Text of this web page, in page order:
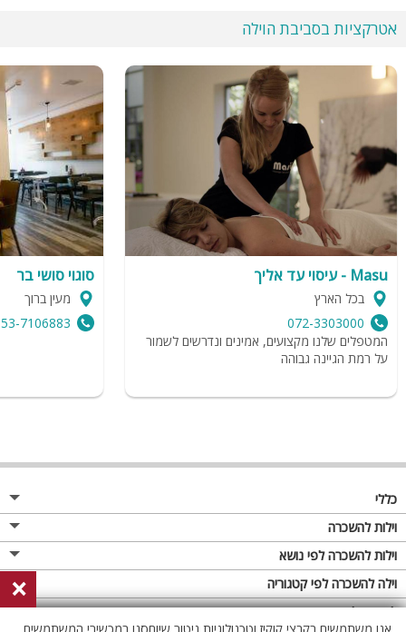
אטרקציות בסביבת הוילה
Masu - עיסוי עד אליך
בכל הארץ
072-3303000
המטפלים שלנו מקצועים, אמינים ונדרשים לשמור
על רמת הגיינה גבוהה
סוגוי סושי בר
מעין ברוך
7106883
כללי
מגזין
פרסום באתר
תקנון
מדיניות פרטיות
וילות להשכרה
וילות בצפון
וילות במרכז
וילות בדרום
וילות להשכרה לפי נושא
וילה לזוגות
וילות למשפחות
וילה להשכרה לפי קטגוריה
וילות עם בריכה
לופטים להשכרה
×